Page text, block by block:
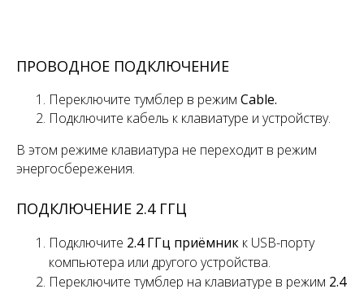
ПРОВОДНОЕ ПОДКЛЮЧЕНИЕ
Переключите тумблер в режим Cable.
Подключите кабель к клавиатуре и устройству.
В этом режиме клавиатура не переходит в режим
энергосбережения.
ПОДКЛЮЧЕНИЕ 2.4 ГГЦ
Подключите 2.4 ГГц приёмник к USB-порту
компьютера или другого устройства.
Переключите тумблер на клавиатуре в режим 2.4